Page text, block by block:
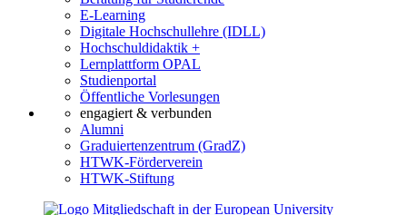
E-Learning
Digitale Hochschullehre (IDLL)
Hochschuldidaktik +
Lernplattform OPAL
Studienportal
Öffentliche Vorlesungen
engagiert & verbunden
Alumni
Graduiertenzentrum (GradZ)
HTWK-Förderverein
HTWK-Stiftung